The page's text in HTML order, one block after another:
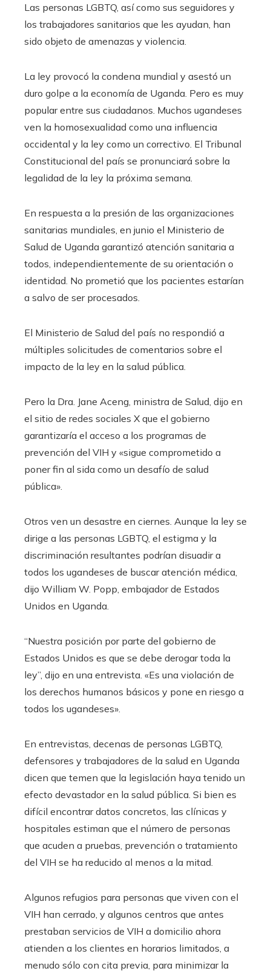
Las personas LGBTQ, así como sus seguidores y
los trabajadores sanitarios que les ayudan, han
sido objeto de amenazas y violencia.
La ley provocó la condena mundial y asestó un
duro golpe a la economía de Uganda. Pero es muy
popular entre sus ciudadanos. Muchos ugandeses
ven la homosexualidad como una influencia
occidental y la ley como un correctivo. El Tribunal
Constitucional del país se pronunciará sobre la
legalidad de la ley la próxima semana.
En respuesta a la presión de las organizaciones
sanitarias mundiales, en junio el Ministerio de
Salud de Uganda garantizó atención sanitaria a
todos, independientemente de su orientación o
identidad. No prometió que los pacientes estarían
a salvo de ser procesados.
El Ministerio de Salud del país no respondió a
múltiples solicitudes de comentarios sobre el
impacto de la ley en la salud pública.
Pero la Dra. Jane Aceng, ministra de Salud, dijo en
el sitio de redes sociales X que el gobierno
garantizaría el acceso a los programas de
prevención del VIH y «sigue comprometido a
poner fin al sida como un desafío de salud
pública».
Otros ven un desastre en ciernes. Aunque la ley se
dirige a las personas LGBTQ, el estigma y la
discriminación resultantes podrían disuadir a
todos los ugandeses de buscar atención médica,
dijo William W. Popp, embajador de Estados
Unidos en Uganda.
“Nuestra posición por parte del gobierno de
Estados Unidos es que se debe derogar toda la
ley”, dijo en una entrevista. «Es una violación de
los derechos humanos básicos y pone en riesgo a
todos los ugandeses».
En entrevistas, decenas de personas LGBTQ,
defensores y trabajadores de la salud en Uganda
dicen que temen que la legislación haya tenido un
efecto devastador en la salud pública. Si bien es
difícil encontrar datos concretos, las clínicas y
hospitales estiman que el número de personas
que acuden a pruebas, prevención o tratamiento
del VIH se ha reducido al menos a la mitad.
Algunos refugios para personas que viven con el
VIH han cerrado, y algunos centros que antes
prestaban servicios de VIH a domicilio ahora
atienden a los clientes en horarios limitados, a
menudo sólo con cita previa, para minimizar la